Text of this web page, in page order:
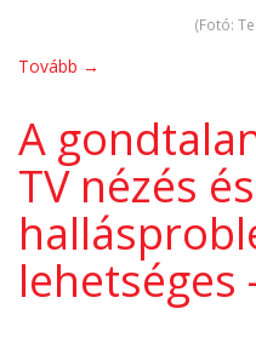
(Fotó:
Tovább →
A
TV nézés
lehetséges